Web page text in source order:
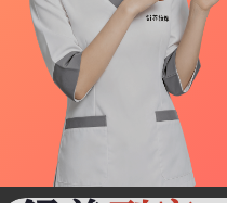
养生按摩
技师入驻
商家入驻
代理入驻